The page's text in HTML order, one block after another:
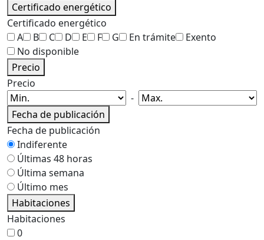
Certificado energético
Certificado energético
A
B C D E F G En trámite
Exento
No disponible
Precio
Precio
-
Fecha de publicación
Fecha de publicación
Indiferente
Últimas 48 horas
Última semana
Último mes
Habitaciones
Habitaciones
0